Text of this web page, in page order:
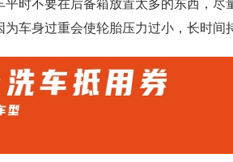
平时不要在后备箱放置太多的东西，
车身过重会使轮胎压力过小，长时间